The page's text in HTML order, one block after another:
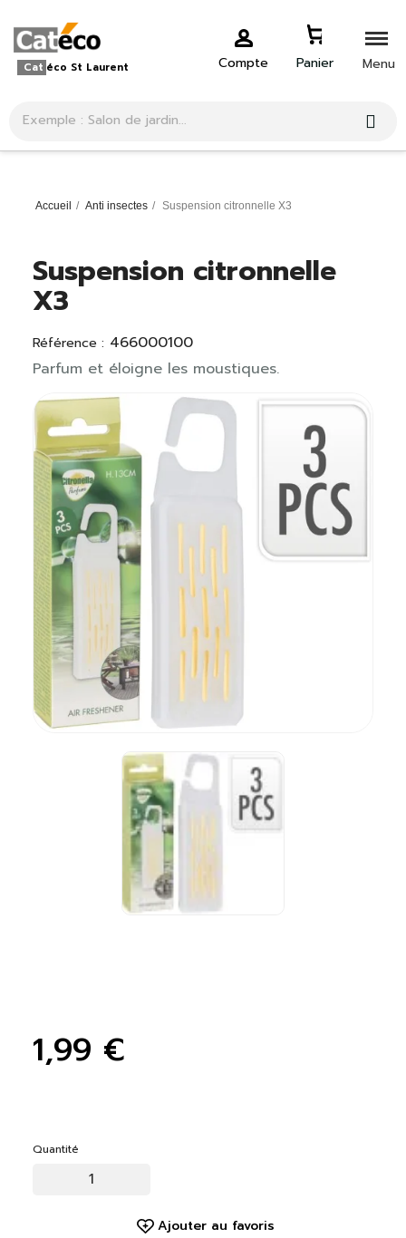
Cat éco St Laurent Compte Panier Menu
Accueil Anti insectes Suspension citronnelle X3
Suspension citronnelle
X3
Référence : 466000100
Parfum et éloigne les moustiques.
1,99 €
Quantité
Ajouter au favoris